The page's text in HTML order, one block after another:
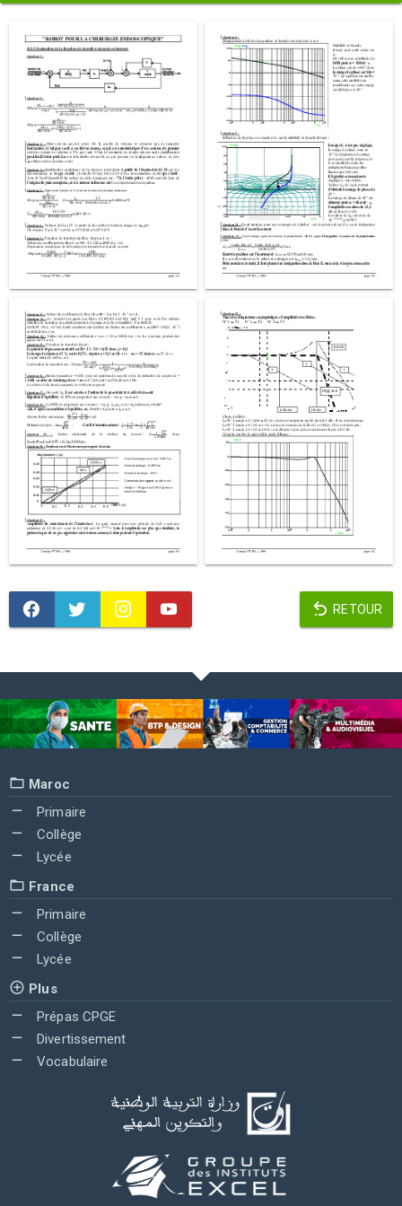
RETOUR
Maroc
Primaire
Collège
Lycée
France
Primaire
Collège
Lycée
Plus
Prépas CPGE
Divertissement
Vocabulaire